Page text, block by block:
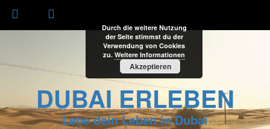
DUBAI ERLEBEN
Lebe dein Leben in Dubai
Durch die weitere Nutzung
der Seite stimmst du der
Verwendung von Cookies
zu. Weitere Informationen
Akzeptieren